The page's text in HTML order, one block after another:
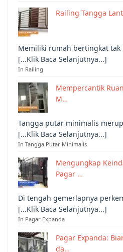
Railing Tangga
Memiliki rumah bertingkat tak
[...Klik Baca Selanjutnya...]
In Railing
Mempercantik
M…
Tangga putar minimalis
[...Klik Baca Selanjutnya...]
In Tangga Putar Minimalis
Mengungkap
Pagar …
Di tengah gemerlapnya
[...Klik Baca Selanjutnya...]
In Pagar Expanda
Pagar Expanda:
da…